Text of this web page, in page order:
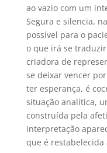
ao vazio com um
Segura e silencia,
possível para o
o que irá se
criadora de
se deixar vencer
ter esperança, é
situação analítica,
construída pela
interpretação
que é